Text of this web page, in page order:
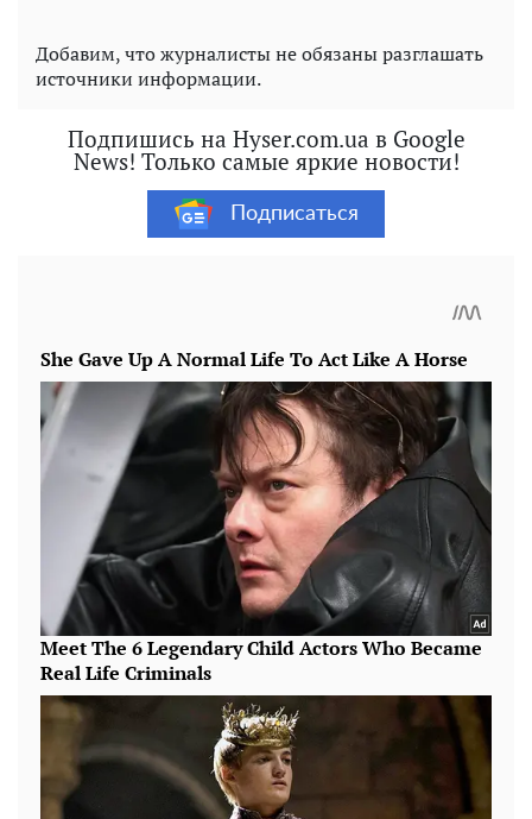
Добавим, что журналисты не обязаны разглашать
источники информации.
Подпишись на Hyser.com.ua в Google
News! Только самые яркие новости!
Подписаться